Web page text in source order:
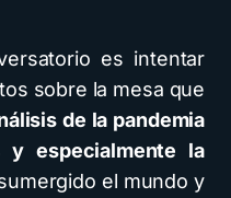
es intentar
sobre la mesa que
de la pandemia
y especialmente la
el mundo y